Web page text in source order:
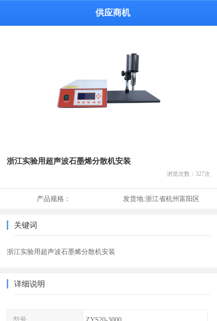
供应商机
浙江实验用超声波石墨烯分散机安装
浏览次数： 327次
产品规格： 发货地:浙江省杭州富阳区
关键词
浙江实验用超声波石墨烯分散机安装
详细说明
型号 ZYS20-3000